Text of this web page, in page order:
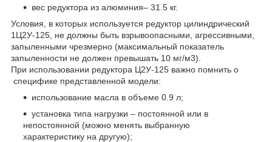
вес редуктора из алюминия– 31.5 кг.
Условия, в которых используется редуктор цилиндрический
1Ц2У-125, не должны быть взрывоопасными, агрессивными,
запыленными чрезмерно (максимальный показатель
запыленности не должен превышать 10 мг/м3).
При использовании редуктора Ц2У-125 важно помнить о
специфике представленной модели:
использование масла в объеме 0.9 л;
установка типа нагрузки – постоянной или в
непостоянной (можно менять выбранную
характеристику на другую);